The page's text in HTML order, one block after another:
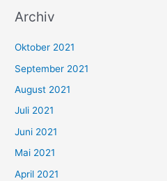
c
n
n
a
c
h
:
Archiv
Oktober 2021
September 2021
August 2021
Juli 2021
Juni 2021
Mai 2021
April 2021